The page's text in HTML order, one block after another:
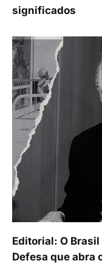
significados
Editorial: O
Defesa que abra